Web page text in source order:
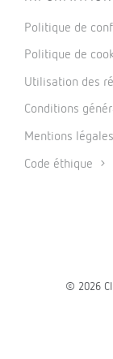
Politique de
Politique de
Utilisation des
Conditions
Mentions légales
Code éthique
© 2026